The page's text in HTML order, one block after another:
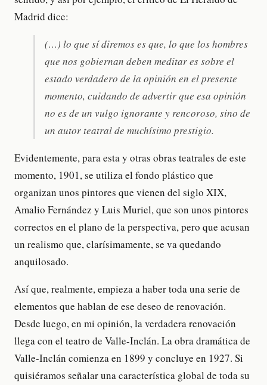
Madrid dice:
(…) lo que sí diremos es que, lo que los hombres
que nos gobiernan deben meditar es sobre el
estado verdadero de la opinión en el presente
momento, cuidando de advertir que esa opinión
no es de un vulgo ignorante y rencoroso, sino de
un autor teatral de muchísimo prestigio.
Evidentemente, para esta y otras obras teatrales de este
momento, 1901, se utiliza el fondo plástico que
organizan unos pintores que vienen del siglo XIX,
Amalio Fernández y Luis Muriel, que son unos pintores
correctos en el plano de la perspectiva, pero que acusan
un realismo que, clarísimamente, se va quedando
anquilosado.
Así que, realmente, empieza a haber toda una serie de
elementos que hablan de ese deseo de renovación.
Desde luego, en mi opinión, la verdadera renovación
llega con el teatro de Valle-Inclán. La obra dramática de
Valle-Inclán comienza en 1899 y concluye en 1927. Si
quisiéramos señalar una característica global de toda su